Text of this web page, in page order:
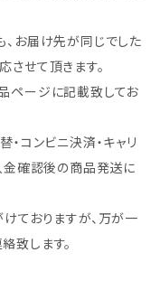
お届け先が同じでした
せて頂きます。
ページに記載致してお
コンビニ決済・キャリ
金確認後の商品発送に
ておりますが、万が一
致します。